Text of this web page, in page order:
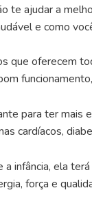
ajudar a
e como
que oferecem
para ter mais
cardíacos,
infância, ela
força e